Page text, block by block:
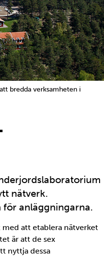
bredda verksamheten i
nätverk.
för anläggningarna.
att etablera nätverket
är att de sex
nyttja dessa